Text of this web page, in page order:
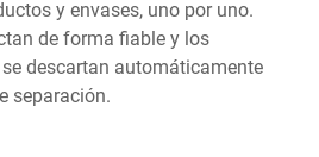
y envases, uno por uno.
de forma fiable y los
descartan automáticamente
separación.